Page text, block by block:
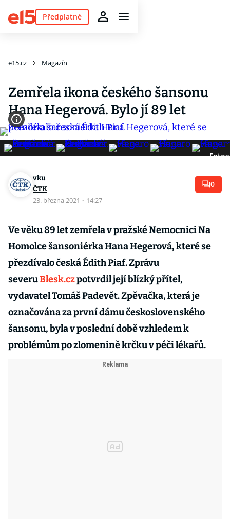
Předplatné
e15.cz Magazín
Zemřela ikona českého šansonu
Hana Hegerová. Bylo jí 89 let
vku
ČTK
23. března 2021 · 14:27
0
Ve věku 89 let zemřela v pražské Nemocnici Na
Homolce šansoniérka Hana Hegerová, které se
přezdívalo česká Édith Piaf. Zprávu
severuBlesk.czpotvrdil její blízký přítel,
vydavatel Tomáš Padevět. Zpěvačka, která je
označována za první dámu československého
šansonu, byla v poslední době vzhledem k
problémům po zlomenině krčku v péči lékařů.